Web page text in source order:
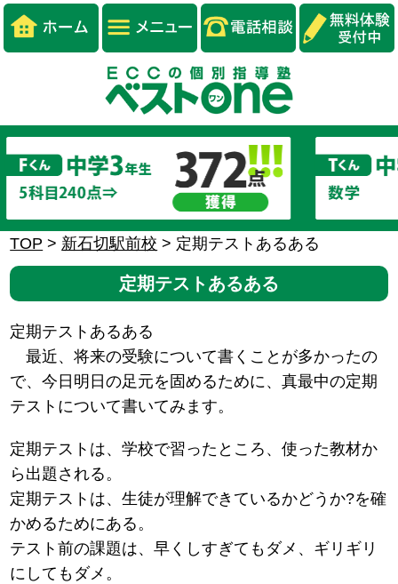
TOP > 新石切駅前校 > 定期テストあるある
定期テストあるある
定期テストあるある
最近、将来の受験について書くことが多かったの
で、今日明日の足元を固めるために、真最中の定期
テストについて書いてみます。
定期テストは、学校で習ったところ、使った教材か
ら出題される。
定期テストは、生徒が理解できているかどうか?を確
かめるためにある。
テスト前の課題は、早くしすぎてもダメ、ギリギリ
にしてもダメ。